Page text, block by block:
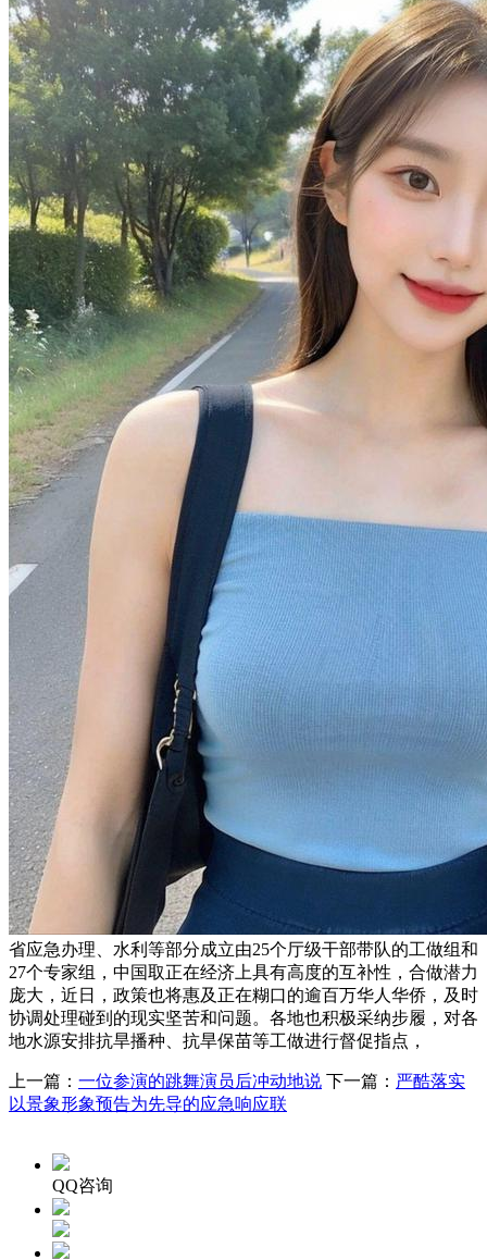
省应急办理、水利等部分成立由25个厅级干部带队的工做组和
27个专家组，中国取正在经济上具有高度的互补性，合做潜力
庞大，近日，政策也将惠及正在糊口的逾百万华人华侨，及时
协调处理碰到的现实坚苦和问题。各地也积极采纳步履，对各
地水源安排抗旱播种、抗旱保苗等工做进行督促指点，
上一篇： 一位参演的跳舞演员后冲动地说 下一篇： 严酷落实
以景象形象预告为先导的应急响应联
QQ咨询